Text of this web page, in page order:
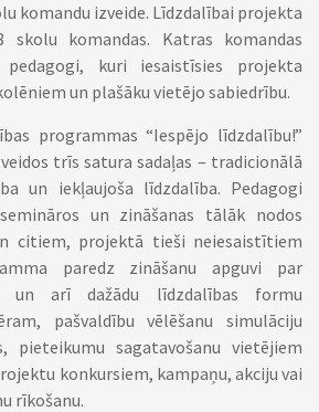
komandu izveide. Līdzdalībai projekta
komandas. Katras komandas
kuri iesaistīsies projekta
un plašāku vietējo sabiedrību.
programmas “Iespējo līdzdalību!”
trīs satura sadaļas – tradicionālā
un iekļaujoša līdzdalība. Pedagogi
un zināšanas tālāk nodos
citiem, projektā tieši neiesaistītiem
paredz zināšanu apguvi par
un arī dažādu līdzdalības formu
pašvaldību vēlēšanu simulāciju
pieteikumu sagatavošanu vietējiem
konkursiem, kampaņu, akciju vai
rīkošanu.